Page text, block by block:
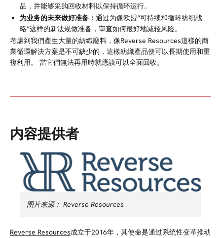
品，并能够采购回收材料以保持循环运行。
为业务的未来做好准备： 通过为像欧盟“可持续和循环纺织战
略”这样的新法规做准备，审查如何最好地减轻风险。
考慮到我們產生大量的紡織廢料，像Reverse Resources這樣的商
業循環解決方案是不可缺少的，這樣紡織產品便可以長期使用和重
複利用。 當它們無法再用時就應該可以全面回收。
内容提供者
图片来源： Reverse Resources
Reverse Resources成立于2016年， 其使命是通过系统性变革推动